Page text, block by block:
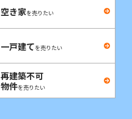
空き家を売りたい
一戸建てを売りたい
再建築不可
物件を売りたい